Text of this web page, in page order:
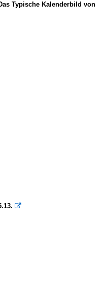
Typische Kalenderbild von
